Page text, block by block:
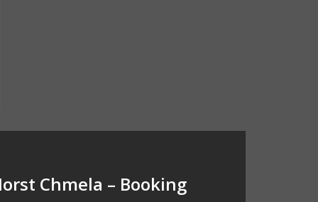
Chmela – Booking